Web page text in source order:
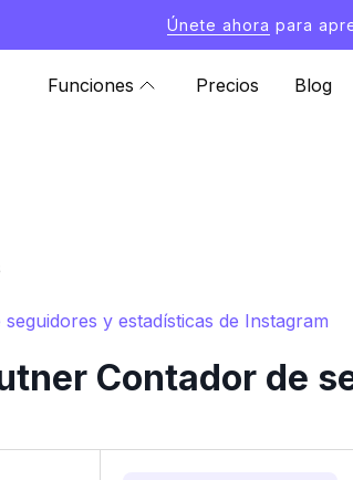
Únete ahora para
Funciones Precios Blog
y estadísticas de Instagram
Contador de